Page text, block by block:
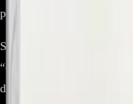
pérdida de agua,
Se trata de un repuesto
“crisper drawer” o
diseñados para operar